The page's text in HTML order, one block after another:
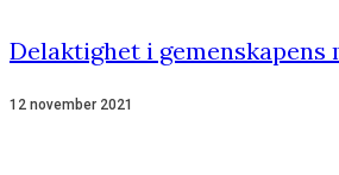
Delaktighet i gemenskapens
12 november 2021